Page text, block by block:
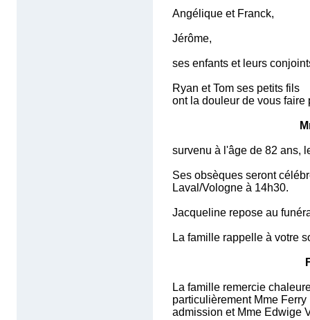
Angélique et Franck,
Jérôme,
ses enfants et leurs
Ryan et Tom ses petits fils
ont la douleur de vous faire
survenu à l'âge de 82 ans,
Ses obsèques seront
Laval/Vologne à 14h30.
Jacqueline repose au
La famille rappelle à votre
La famille remercie
particulièrement Mme
admission et Mme Edwige